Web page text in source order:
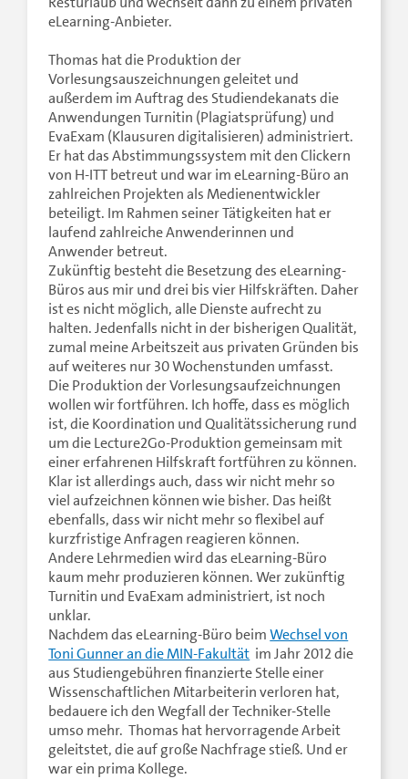
eLearning-Anbieter.
Thomas hat die Produktion der
Vorlesungsauszeichnungen geleitet und
außerdem im Auftrag des Studiendekanats die
Anwendungen Turnitin (Plagiatsprüfung) und
EvaExam (Klausuren digitalisieren) administriert.
Er hat das Abstimmungssystem mit den Clickern
von H-ITT betreut und war im eLearning-Büro an
zahlreichen Projekten als Medienentwickler
beteiligt. Im Rahmen seiner Tätigkeiten hat er
laufend zahlreiche Anwenderinnen und
Anwender betreut.
Zukünftig besteht die Besetzung des eLearning-
Büros aus mir und drei bis vier Hilfskräften. Daher
ist es nicht möglich, alle Dienste aufrecht zu
halten. Jedenfalls nicht in der bisherigen Qualität,
zumal meine Arbeitszeit aus privaten Gründen bis
auf weiteres nur 30 Wochenstunden umfasst.
Die Produktion der Vorlesungsaufzeichnungen
wollen wir fortführen. Ich hoffe, dass es möglich
ist, die Koordination und Qualitätssicherung rund
um die Lecture2Go-Produktion gemeinsam mit
einer erfahrenen Hilfskraft fortführen zu können.
Klar ist allerdings auch, dass wir nicht mehr so
viel aufzeichnen können wie bisher. Das heißt
ebenfalls, dass wir nicht mehr so flexibel auf
kurzfristige Anfragen reagieren können.
Andere Lehrmedien wird das eLearning-Büro
kaum mehr produzieren können. Wer zukünftig
Turnitin und EvaExam administriert, ist noch
unklar.
Nachdem das eLearning-Büro beimWechsel von
Toni Gunner an die MIN-Fakultät im Jahr 2012 die
aus Studiengebühren finanzierte Stelle einer
Wissenschaftlichen Mitarbeiterin verloren hat,
bedauere ich den Wegfall der Techniker-Stelle
umso mehr. Thomas hat hervorragende Arbeit
geleitstet, die auf große Nachfrage stieß. Und er
war ein prima Kollege.